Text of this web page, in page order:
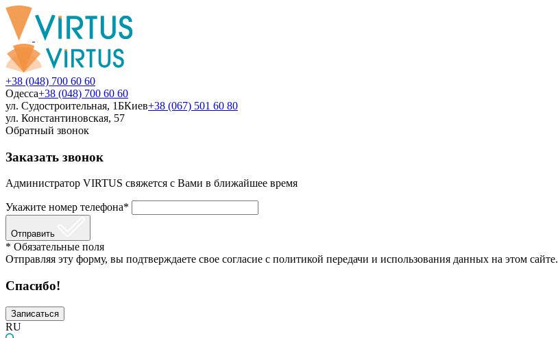
+38 (048) 700 60 60
Одесса+38 (048) 700 60 60
ул. Судостроительная, 1БКиев+38 (067) 501 60 80
ул. Константиновская, 57
Обратный звонок
Заказать звонок
Администратор VIRTUS свяжется с Вами в ближайшее время
Укажите номер телефона*
Отправить
* Обязательные поля
Отправляя эту форму, вы подтверждаете свое согласие с политикой передачи и использования данных на этом сайте.
Спасибо!
Записаться
RU